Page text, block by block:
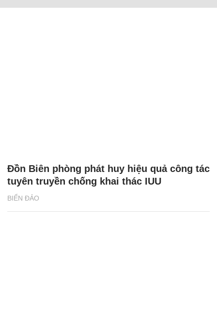
BIỂN ĐẢO
Đồn Biên phòng phát huy hiệu quả công tác
tuyên truyền chống khai thác IUU